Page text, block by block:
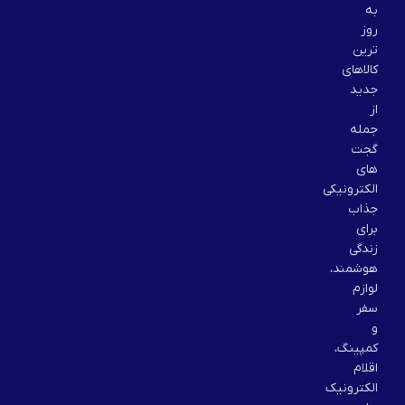
به
روز
ترین
کالاهای
جدید
از
جمله
گجت
های
الکترونیکی
جذاب
برای
زندگی
هوشمند،
لوازم
سفر
و
کمپینگ،
اقلام
الکترونیک